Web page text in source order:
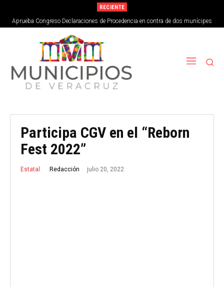
RECIENTE
Aprueba Congreso Declaraciones de Procedencia en contra de dos munícipes
Participa CGV en el “Reborn
Fest 2022”
Estatal Redacción julio 20, 2022